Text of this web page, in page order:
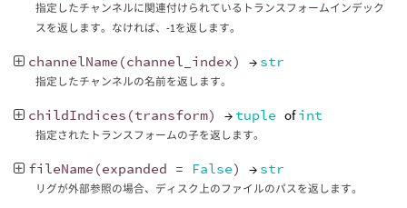
指定したチャンネルに関連付けられているトランスフォームインデック
スを返します。なければ、-1を返します。
channelName (channel_index) → str
指定したチャンネルの名前を返します。
childIndices (transform) → tuple ofint
指定されたトランスフォームの子を返します。
fileName (expanded = False) → str
リグが外部参照の場合、ディスク上のファイルのパスを返します。